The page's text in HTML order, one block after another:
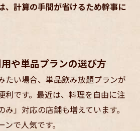
、計算の手間が省けるため幹事に
や単品プランの選び方
たい場合、単品飲み放題プランが
利です。最近は、料理を自由に注
」対応の店舗も増えています。
で人気です。